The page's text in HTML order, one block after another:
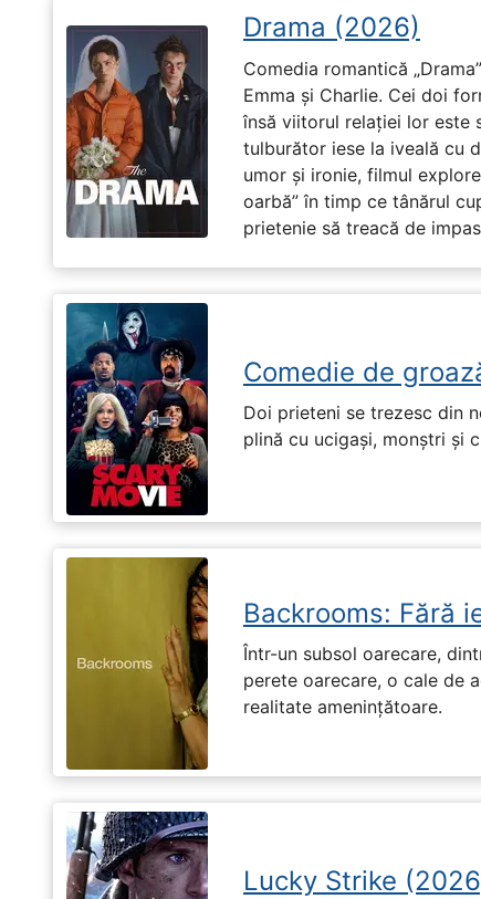
Drama (2026)
Comedia romantică
Emma și Charlie. Cei doi
însă viitorul relației lor este
tulburător iese la iveală cu
umor și ironie, filmul
oarbă” în timp ce tânărul
prietenie să treacă de
Comedie de
Doi prieteni se trezesc din
plină cu ucigași, monștri și
Backrooms: Fără
Într-un subsol oarecare,
perete oarecare, o cale de
realitate amenințătoare.
Lucky Strike